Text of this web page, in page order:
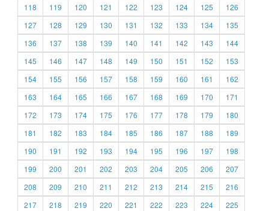
118
119 120 121 122 123 124 125
126
127
128 129 130 131 132 133 134
135
136
137 138 139 140 141 142 143
144
145
146 147 148 149 150 151 152
153
154
155 156 157 158 159 160 161
162
163
164 165 166 167 168 169 170
171
172
173 174 175 176 177 178 179
180
181
182 183 184 185 186 187 188
189
190
191 192 193 194 195 196 197
198
199
200 201 202 203 204 205 206
207
208
209 210 211 212 213 214 215
216
217
218 219 220 221 222 223 224
225